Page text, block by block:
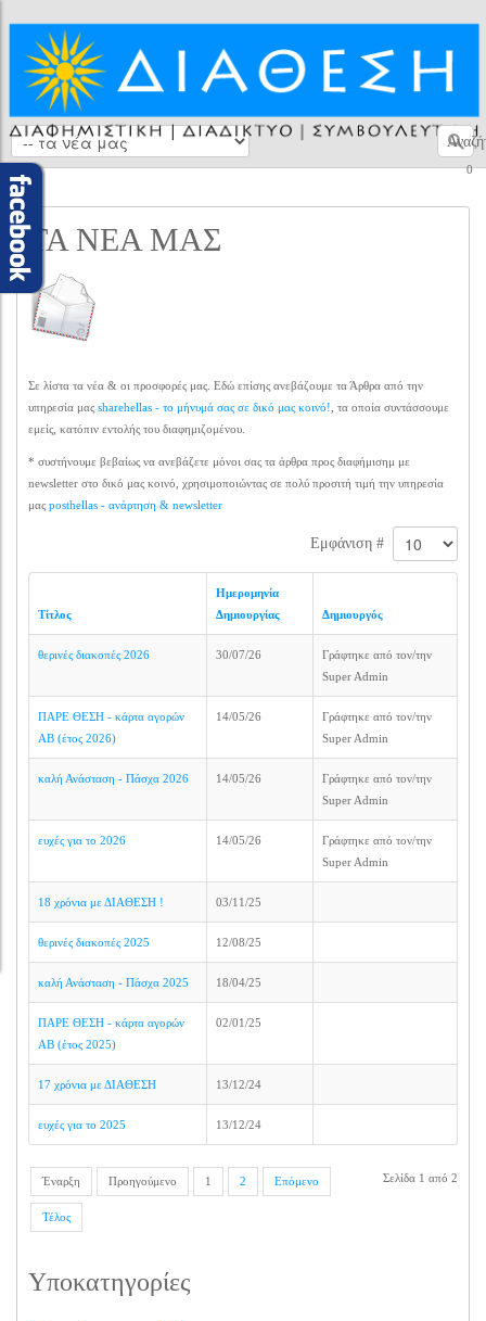
0
ΤΑ ΝΕΑ ΜΑΣ
Σε λίστα τα νέα & οι προσφορές μας. Εδώ επίσης ανεβάζουμε τα Άρθρα από την
υπηρεσία μας sharehellas - το μήνυμά σας σε δικό μας κοινό! , τα οποία συντάσσουμε
εμείς, κατόπιν εντολής του διαφημιζομένου.
* συστήνουμε βεβαίως να ανεβάζετε μόνοι σας τα άρθρα προς διαφήμισημ με
newsletter στο δικό μας κοινό, χρησιμοποιώντας σε πολύ προσιτή τιμή την υπηρεσία
μας posthellas - ανάρτηση & newsletter
Εμφάνιση #
Τίτλος
Ημερομηνία
Δημιουργίας
Δημιουργός
θερινές διακοπές 2026 30/07/26
Γράφτηκε από τον/την
Super Admin
ΠΑΡΕ ΘΕΣΗ - κάρτα αγορών
ΑΒ (έτος 2026)
14/05/26
Γράφτηκε από τον/την
Super Admin
καλή Ανάσταση - Πάσχα 2026 14/05/26
Γράφτηκε από τον/την
Super Admin
ευχές για το 2026 14/05/26
Γράφτηκε από τον/την
Super Admin
18 χρόνια με ΔΙΑΘΕΣΗ ! 03/11/25
θερινές διακοπές 2025 12/08/25
καλή Ανάσταση - Πάσχα 2025 18/04/25
ΠΑΡΕ ΘΕΣΗ - κάρτα αγορών
ΑΒ (έτος 2025)
02/01/25
17 χρόνια με ΔΙΑΘΕΣΗ 13/12/24
ευχές για το 2025 13/12/24
Σελίδα 1 από 2
Έναρξη Προηγούμενο 1 2 Επόμενο
Τέλος
Υποκατηγορίες